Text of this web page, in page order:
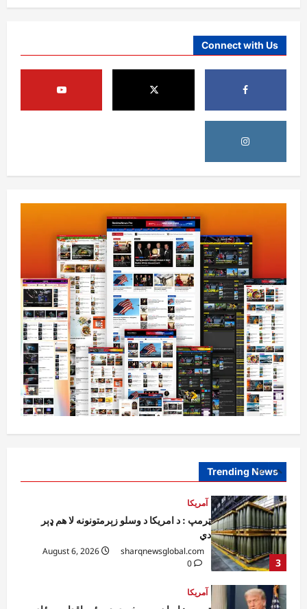
Connect with Us
Trending News
آمریکا
4
ټرمپ : ایران سره خبرې د پوځي اقدام پر ځای
غوره بولي
0
5
افغانستان
کورنیو چارو وزارت: حیرتان کې د بهرنیو
اسعارو د قاچاق هڅه شنډه شوه
sharqnewsglobal.com
August 6, 2026
1
افغانستان
ننګرهار کې د تېلو یو شمېر پمپونه وتړل شول
sharqnewsglobal.com
August 6, 2026
0
2
افغانستان
sharqnewsglobal.com
3
آمریکا
ټرمپ : د امریکا د وسلو زېرمتونونه لا هم ډېر
دي
sharqnewsglobal.com
0
آمریکا